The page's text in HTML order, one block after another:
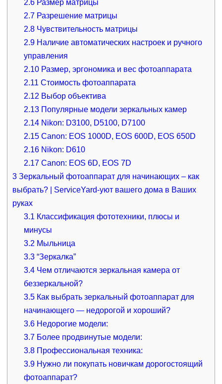
2.6 Размер матрицы
2.7 Разрешение матрицы
2.8 Чувствительность матрицы
2.9 Наличие автоматических настроек и ручного
управления
2.10 Размер, эргономика и вес фотоаппарата
2.11 Стоимость фотоаппарата
2.12 Выбор объектива
2.13 Популярные модели зеркальных камер
2.14 Nikon: D3100, D5100, D7100
2.15 Canon: EOS 1000D, EOS 600D, EOS 650D
2.16 Nikon: D610
2.17 Canon: EOS 6D, EOS 7D
3Зеркальный фотоаппарат для начинающих – как
выбрать? | ServiceYard-уют вашего дома в Ваших
руках
3.1 Классификация фототехники, плюсы и
минусы
3.2 Мыльница
3.3 “Зеркалка”
3.4 Чем отличаются зеркальная камера от
беззеркальной?
3.5 Как выбрать зеркальный фотоаппарат для
начинающего — недорогой и хороший?
3.6 Недорогие модели:
3.7 Более продвинутые модели:
3.8 Профессиональная техника:
3.9 Нужно ли покупать новичкам дорогостоящий
фотоаппарат?